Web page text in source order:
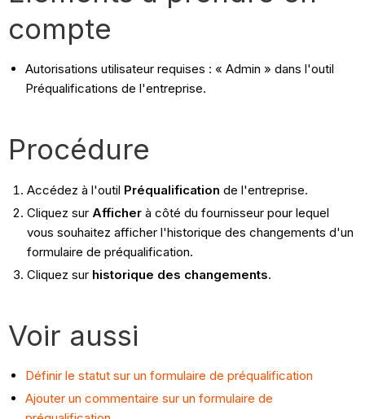
compte
Autorisations utilisateur requises : « Admin » dans l'outil
Préqualifications de l'entreprise.
Procédure
Accédez à l'outil Préqualification de l'entreprise.
Cliquez sur Afficherà côté du fournisseur pour lequel
vous souhaitez afficher l'historique des changements d'un
formulaire de préqualification.
Cliquez sur historique des changements.
Voir aussi
Définir le statut sur un formulaire de préqualification
Ajouter un commentaire sur un formulaire de